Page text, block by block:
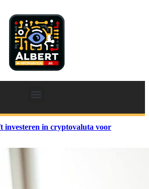
investeren in cryptovaluta voor